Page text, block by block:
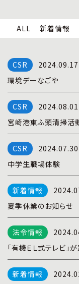
企業情報
全国事業所紹介
ALL 新着情報
2024.09.17
環境デーなごや
2024.08.01
宮崎港東ふ頭清掃活
2024.07.30
中学生職場体験
夏季休業のお知らせ
「有機ＥＬ式テレビ